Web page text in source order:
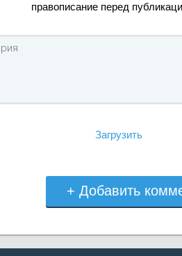
правописание перед
Загрузить
+ Добавить